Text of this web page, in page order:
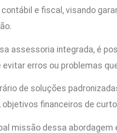
contábil e fiscal, visando
assessoria integrada, é
evitar erros ou problemas
de soluções
objetivos financeiros de
missão dessa abordagem